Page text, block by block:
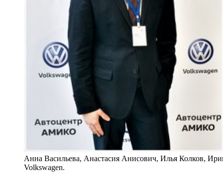
Анна Васильева, Анастасия Анисович, Илья Колков,
Volkswagen.